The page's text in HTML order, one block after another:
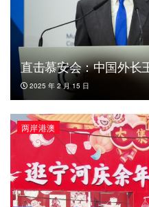
直击慕安会：中国外长
2025 年 2 月 15 日
两岸港澳